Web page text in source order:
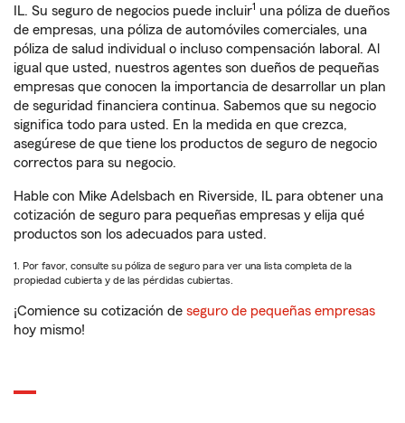
IL. Su seguro de negocios puede incluir1 una póliza de dueños
de empresas, una póliza de automóviles comerciales, una
póliza de salud individual o incluso compensación laboral. Al
igual que usted, nuestros agentes son dueños de pequeñas
empresas que conocen la importancia de desarrollar un plan
de seguridad financiera continua. Sabemos que su negocio
significa todo para usted. En la medida en que crezca,
asegúrese de que tiene los productos de seguro de negocio
correctos para su negocio.
Hable con Mike Adelsbach en Riverside, IL para obtener una
cotización de seguro para pequeñas empresas y elija qué
productos son los adecuados para usted.
1. Por favor, consulte su póliza de seguro para ver una lista completa de la
propiedad cubierta y de las pérdidas cubiertas.
¡Comience su cotización de seguro de pequeñas empresas
hoy mismo!